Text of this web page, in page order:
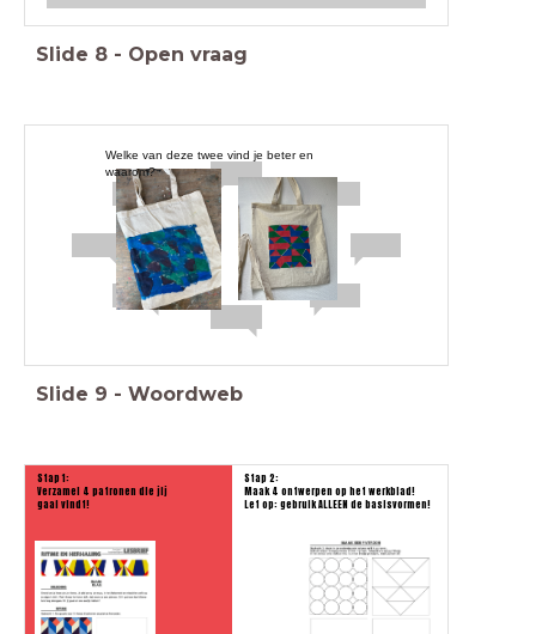
Slide 8 - Open vraag
Welke van deze twee vind je beter en
waarom?
Slide 9 - Woordweb
Stap 1:
Verzamel 4 patronen die jij
gaaf vindt!
Stap 2:
Maak 4 ontwerpen op het werkblad!
Let op: gebruik ALLEEN de basisvormen!